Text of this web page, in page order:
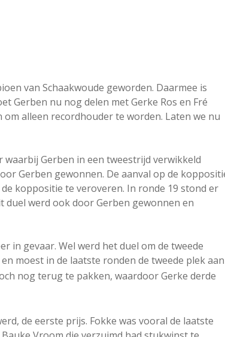
van Schaakwoude geworden. Daarmee is
Gerben nu nog delen met Gerke Ros en Fré
alleen recordhouder te worden. Laten we nu
Gerben in een tweestrijd verwikkeld
Gerben gewonnen. De aanval op de
koppositie te veroveren. In ronde 19 stond er
duel werd ook door Gerben gewonnen en
in gevaar. Wel werd het duel om de tweede
moest in de laatste ronden de tweede plek aan
nog terug te pakken, waardoor Gerke derde
de eerste prijs. Fokke was vooral de laatste